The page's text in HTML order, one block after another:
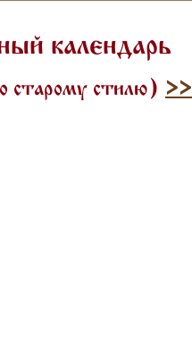
календарь
старому стилю) >>